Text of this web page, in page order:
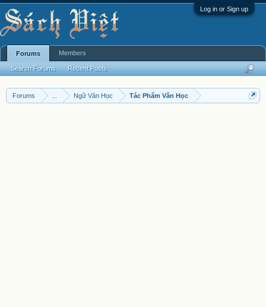
Log in or Sign up
Forums Ngữ Văn Học Tác Phẩm Văn Học
Forums
Search Forums Recent Posts
Members